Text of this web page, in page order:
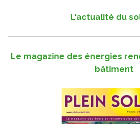
L'actualité du
Le magazine des énergies
bâtiment